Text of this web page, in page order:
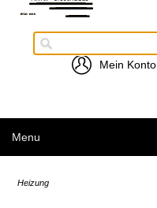
Mein Konto
Menu
Heizung